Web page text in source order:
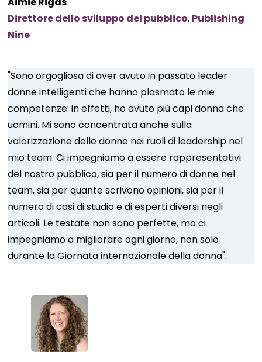
Direttore dello sviluppo del pubblico, Publishing
Nine
"Sono orgogliosa di aver avuto in passato leader
donne intelligenti che hanno plasmato le mie
competenze: in effetti, ho avuto più capi donna che
uomini. Mi sono concentrata anche sulla
valorizzazione delle donne nei ruoli di leadership nel
mio team. Ci impegniamo a essere rappresentativi
del nostro pubblico, sia per il numero di donne nel
team, sia per quante scrivono opinioni, sia per il
numero di casi di studio e di esperti diversi negli
articoli. Le testate non sono perfette, ma ci
impegniamo a migliorare ogni giorno, non solo
durante la Giornata internazionale della donna".